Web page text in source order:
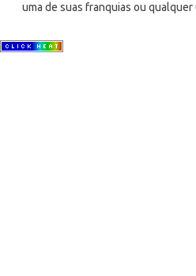
uma de suas franquias ou